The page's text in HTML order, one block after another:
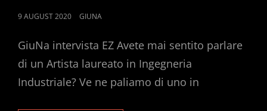
POSTED
9 AUGUST 2020 GIUNA
GiuNa intervista EZ Avete mai sentito parlare
di un Artista laureato in Ingegneria
Industriale? Ve ne paliamo di uno in